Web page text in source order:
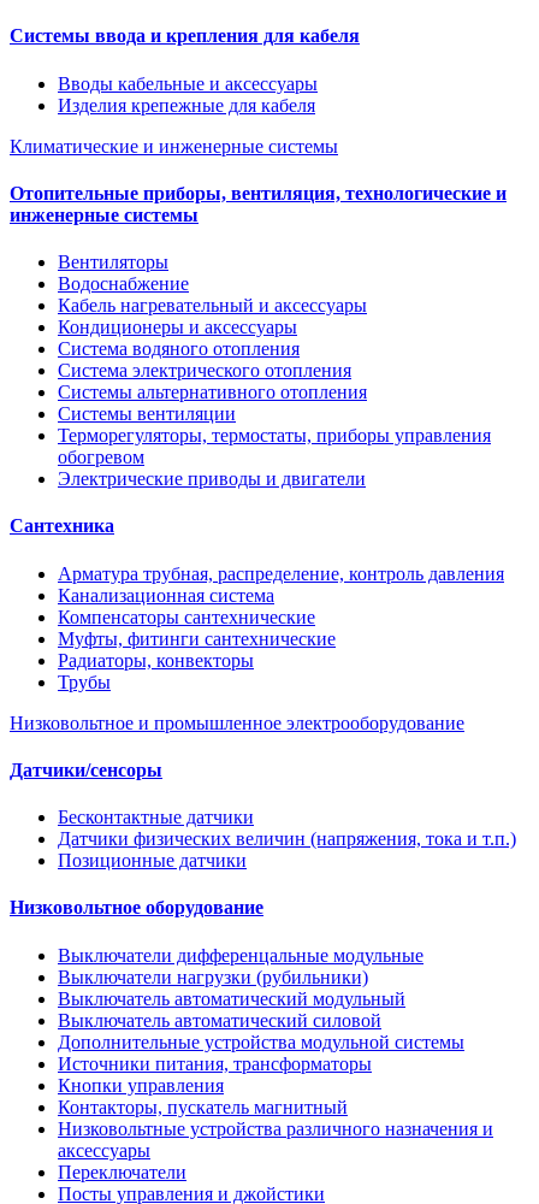
Системы ввода и крепления для кабеля
Вводы кабельные и аксессуары
Изделия крепежные для кабеля
Климатические и инженерные системы
Отопительные приборы, вентиляция, технологические и
инженерные системы
Вентиляторы
Водоснабжение
Кабель нагревательный и аксессуары
Кондиционеры и аксессуары
Система водяного отопления
Система электрического отопления
Системы альтернативного отопления
Системы вентиляции
Терморегуляторы, термостаты, приборы управления
обогревом
Электрические приводы и двигатели
Сантехника
Арматура трубная, распределение, контроль давления
Канализационная система
Компенсаторы сантехнические
Муфты, фитинги сантехнические
Радиаторы, конвекторы
Трубы
Низковольтное и промышленное электрооборудование
Датчики/сенсоры
Бесконтактные датчики
Датчики физических величин (напряжения, тока и т.п.)
Позиционные датчики
Низковольтное оборудование
Выключатели дифференцальные модульные
Выключатели нагрузки (рубильники)
Выключатель автоматический модульный
Выключатель автоматический силовой
Дополнительные устройства модульной системы
Источники питания, трансформаторы
Кнопки управления
Контакторы, пускатель магнитный
Низковольтные устройства различного назначения и
аксессуары
Переключатели
Посты управления и джойстики